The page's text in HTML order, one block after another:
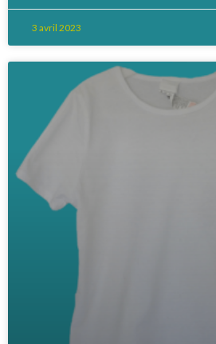
3 avril 2023